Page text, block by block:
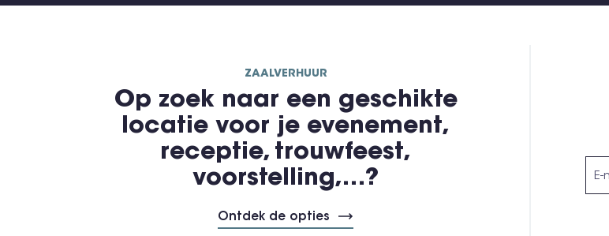
ZAALVERHUUR
Op zoek naar een geschikte
locatie voor je evenement,
receptie, trouwfeest,
voorstelling,…?
Ontdek de opties